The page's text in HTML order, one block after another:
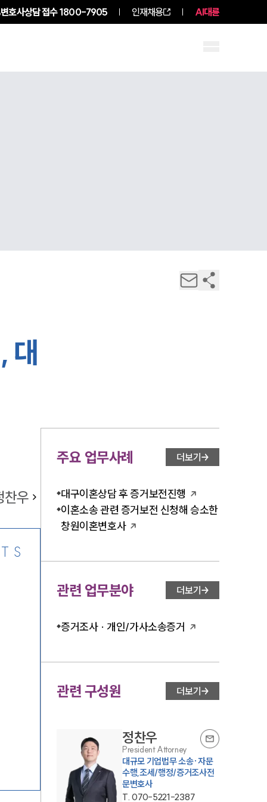
변호사상담 접수1800-7905 인재채용 AI대륜
대
찬우
주요 업무사례 더보기
대구이혼상담 후 증거보전진행
이혼소송 관련 증거보전 신청해 승소한
창원이혼변호사
관련 업무분야 더보기
증거조사 · 개인/가사소송증거
관련 구성원 더보기
정찬우
President Attorney
대규모 기업법무 소송·자문
수행,조세/행정/증거조사전
문변호사
T.070-5221-2387